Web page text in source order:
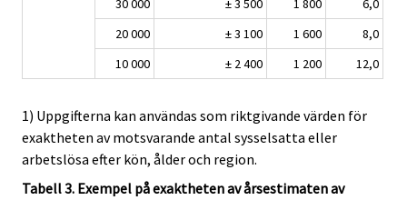
30 000
± 3 500 1 800
6,0
20 000
± 3 100 1 600
8,0
10 000
± 2 400 1 200 12,0
1) Uppgifterna kan användas som riktgivande värden för
exaktheten av motsvarande antal sysselsatta eller
arbetslösa efter kön, ålder och region.
Tabell 3. Exempel på exaktheten av årsestimaten av